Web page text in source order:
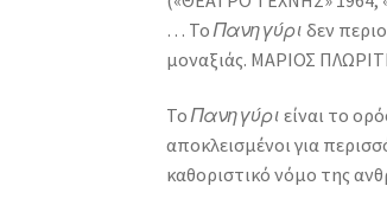
τάβλι
ποσότητα
… ΤοΠανηγύρι δεν
μοναξιάς. ΜΑΡΙΟΣ
ΤοΠανηγύριείναι το
αποκλεισμένοι για
καθοριστικό νόμο της